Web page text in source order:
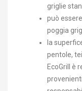
griglie
può
poggia
la
pentole,
EcoGrill è